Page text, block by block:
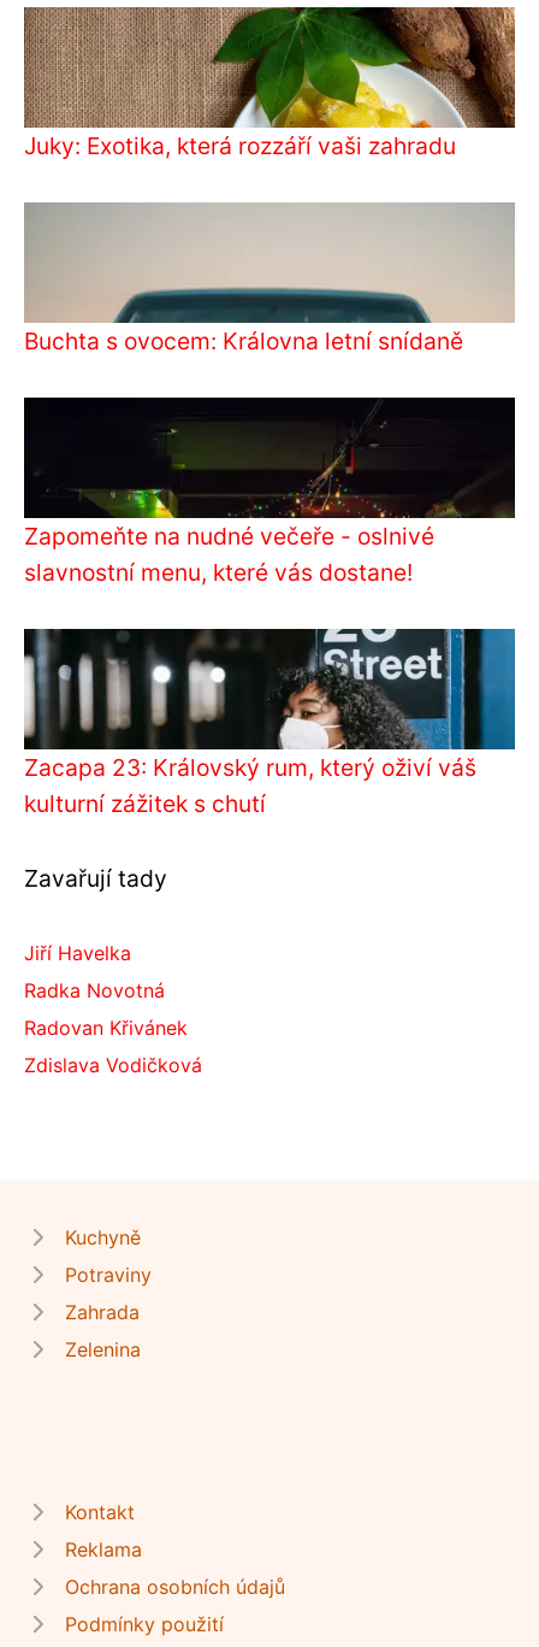
Juky: Exotika, která rozzáří vaši zahradu
Buchta s ovocem: Královna letní snídaně
Zapomeňte na nudné večeře - oslnivé
slavnostní menu, které vás dostane!
Zacapa 23: Královský rum, který oživí váš
kulturní zážitek s chutí
Zavařují tady
Jiří Havelka
Radka Novotná
Radovan Křivánek
Zdislava Vodičková
Kuchyně
Potraviny
Zahrada
Zelenina
Kontakt
Reklama
Ochrana osobních údajů
Podmínky použití